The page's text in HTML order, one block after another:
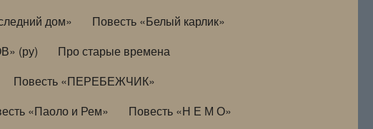
дом»
Повесть «Белый карлик»
(ру)
Про старые времена
Повесть «ПЕРЕБЕЖЧИК»
«Паоло и Рем»
Повесть «Н Е М О»